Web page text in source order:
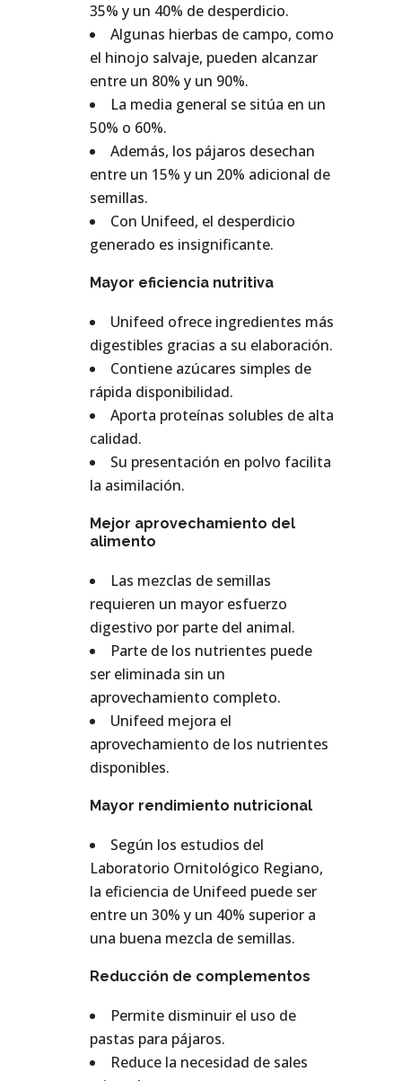
35% y un 40% de desperdicio.
Algunas hierbas de campo, como
el hinojo salvaje, pueden alcanzar
entre un 80% y un 90%.
La media general se sitúa en un
50% o 60%.
Además, los pájaros desechan
entre un 15% y un 20% adicional de
semillas.
Con Unifeed, el desperdicio
generado es insignificante.
Mayor eficiencia nutritiva
Unifeed ofrece ingredientes más
digestibles gracias a su elaboración.
Contiene azúcares simples de
rápida disponibilidad.
Aporta proteínas solubles de alta
calidad.
Su presentación en polvo facilita
la asimilación.
Mejor aprovechamiento del
alimento
Las mezclas de semillas
requieren un mayor esfuerzo
digestivo por parte del animal.
Parte de los nutrientes puede
ser eliminada sin un
aprovechamiento completo.
Unifeed mejora el
aprovechamiento de los nutrientes
disponibles.
Mayor rendimiento nutricional
Según los estudios del
Laboratorio Ornitológico Regiano,
la eficiencia de Unifeed puede ser
entre un 30% y un 40% superior a
una buena mezcla de semillas.
Reducción de complementos
Permite disminuir el uso de
pastas para pájaros.
Reduce la necesidad de sales